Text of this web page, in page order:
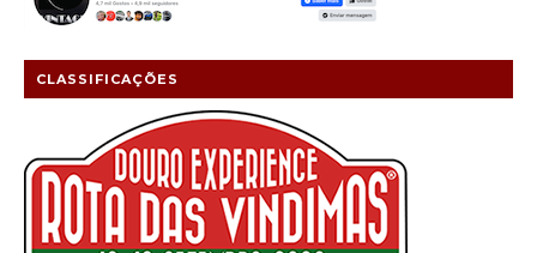
CLASSIFICAÇÕES